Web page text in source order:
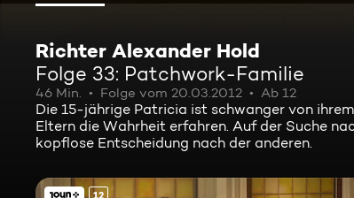
Richter Alexander Hold
Folge 33: Patchwork-Familie
46 Min. Folge vom 20.03.2012 Ab 12
Die 15-jährige Patricia ist schwanger von
Eltern die Wahrheit erfahren. Auf der Suche
kopflose Entscheidung nach der anderen.
12